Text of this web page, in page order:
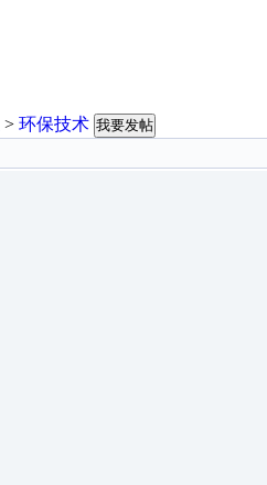
> 环保技术 我要发帖